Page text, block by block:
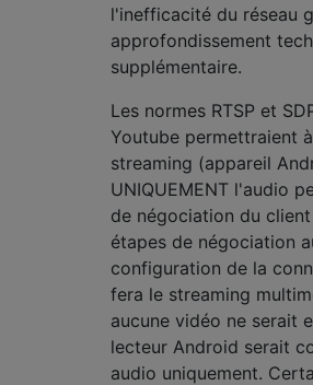
l'inefficacité du réseau
approfondissement
supplémentaire.
Les normes RTSP et
Youtube permettraient
streaming (appareil
UNIQUEMENT l'audio
de négociation du
étapes de négociation
configuration de la
fera le streaming
aucune vidéo ne serait
lecteur Android serait
audio uniquement.